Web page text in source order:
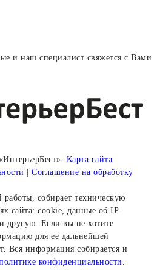
и наш специалист свяжется с Вами
Карта сайта
| Соглашение на обработку
собирает техническую
сайта: cookie, данные об IP-
другую. Если вы не хотите
для ее дальнейшей
Вся информация собирается и
конфиденциальности